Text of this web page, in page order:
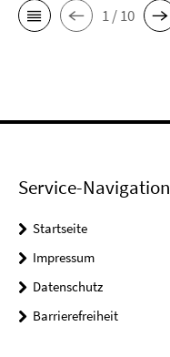
1 / 10
Service-Navigation
Startseite
Impressum
Datenschutz
Barrierefreiheit